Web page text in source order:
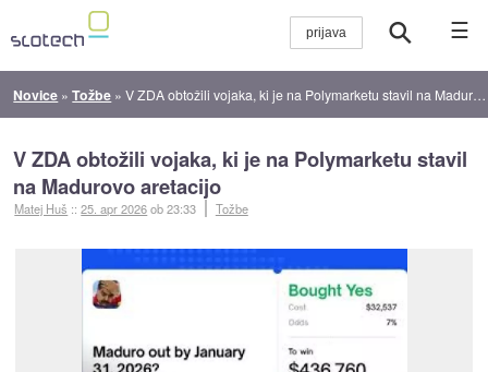
☰
Novice »Tožbe »V ZDA obtožili vojaka, ki je na Polymarketu stavil na Madurovo aretacijo
V ZDA obtožili vojaka, ki je na Polymarketu stavil
na Madurovo aretacijo
Matej Huš ::25. apr 2026ob 23:33 Tožbe